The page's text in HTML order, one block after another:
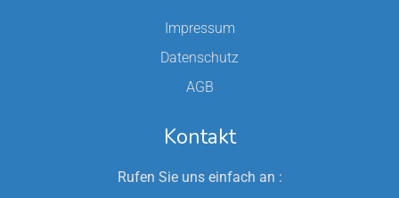
Impressum
Datenschutz
AGB
Kontakt
Rufen Sie uns einfach an :